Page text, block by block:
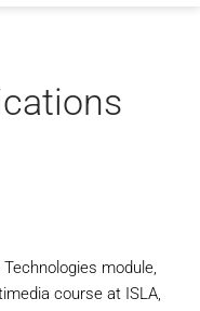
module,
course at ISLA,